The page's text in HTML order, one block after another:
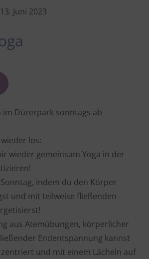
13. Juni 2023
im Dürerpark sonntags ab
los:
wieder gemeinsam Yoga in der
indem du den Körper
und mit teilweise fließenden
aus Atemübungen, körperlicher
Endentspannung kannst
und mit einem Lächeln auf